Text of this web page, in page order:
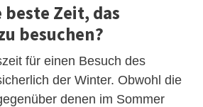
Zeit, das
besuchen?
für einen Besuch des
der Winter. Obwohl die
denen im Sommer